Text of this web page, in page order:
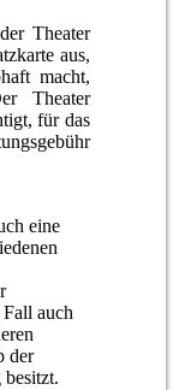
Theater
aus,
macht,
Theater
für das
eine
auch
der